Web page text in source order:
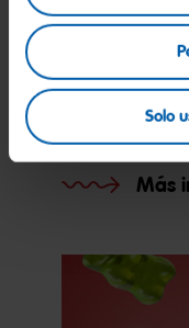
Solo
100 años
Más